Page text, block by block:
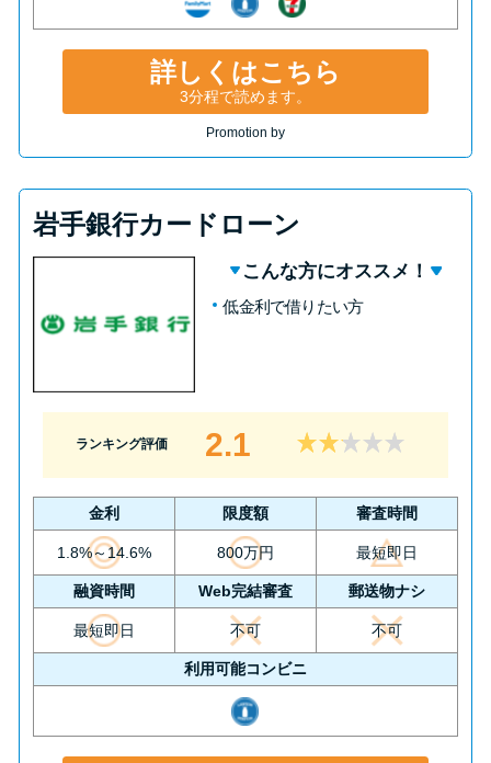
詳しくはこちら
3分程で読めます。
Promotion by
岩手銀行カードローン
こんな方にオススメ！
低金利で借りたい方
ランキング評価 2.1
金利 限度額 審査時間
1.8%～14.6% 800万円 最短即日
融資時間 Web完結審査 郵送物ナシ
最短即日 不可 不可
利用可能コンビニ